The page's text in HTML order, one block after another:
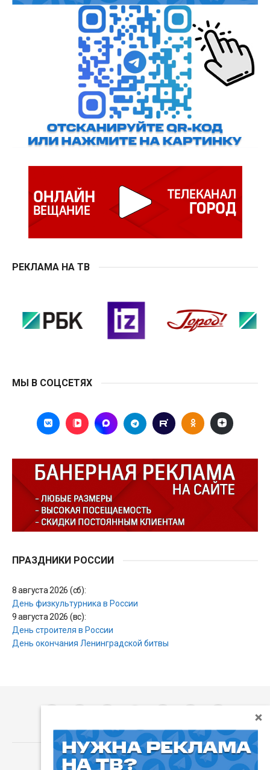
РЕКЛАМА НА ТВ
МЫ В СОЦСЕТЯХ
ПРАЗДНИКИ РОССИИ
8 августа 2026 (сб):
День физкультурника в России
9 августа 2026 (вс):
День строителя в России
День окончания Ленинградской битвы